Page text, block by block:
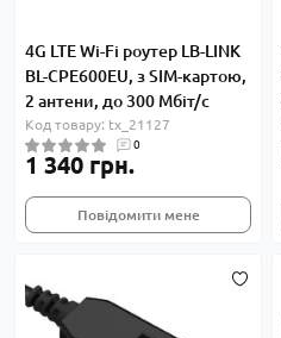
4G LTE Wi-Fi роутер LB-LINK
BL-CPE600EU, з SIM-картою,
2 антени, до 300 Мбіт/с
Код товару: tx_21127
0
1 340 грн.
Повідомити мене